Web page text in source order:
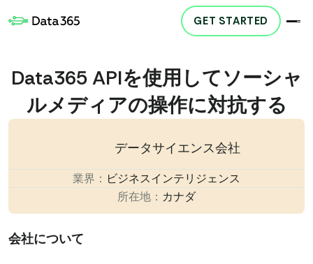
Data365 APIを使用してソーシャ
ルメディアの操作に対抗する
データサイエンス会社
業界： ビジネスインテリジェンス
所在地： カナダ
会社について
GET STARTED